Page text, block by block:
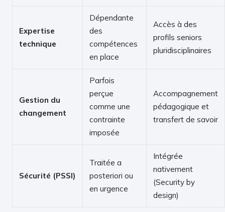
Expertise
technique
Dépendante
des
compétences
en place
Accès à des
profils seniors
pluridisciplinaires
Gestion du
changement
Parfois
perçue
comme une
contrainte
imposée
Accompagnement
pédagogique et
transfert de savoir
Sécurité (PSSI)
Traitée a
posteriori ou
en urgence
Intégrée
nativement
(Security by
design)